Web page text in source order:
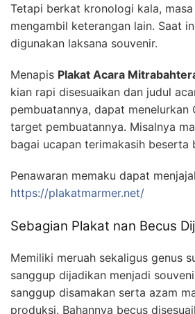
Tetapi berkat kronologi kala,
mengambil keterangan lain. Saat
digunakan laksana souvenir.
Menapis Plakat Acara
kian rapi disesuaikan dan judul
pembuatannya, dapat
target pembuatannya. Misalnya
bagai ucapan terimakasih beserta
Penawaran memaku dapat menjajal
https://plakatmarmer.net/
Sebagian Plakat nan Becus
Memiliki meruah sekaligus genus
sanggup dijadikan menjadi
sanggup disamakan serta azam
produksi. Bahannya becus